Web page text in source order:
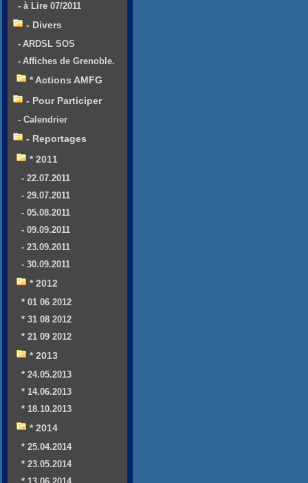
- à Lire 07/2011
- Divers
- ARDSL SOS
- Affiches de Grenoble.
* Actions AMFG
- Pour Participer
- Calendrier
- Reportages
* 2011
- 22.07.2011
- 29.07.2011
- 05.08.2011
- 09.09.2011
- 23.09.2011
- 30.09.2011
* 2012
* 01 06 2012
* 31 08 2012
* 21 09 2012
* 2013
* 24.05.2013
* 14.06.2013
* 18.10.2013
* 2014
* 25.04.2014
* 23.05.2014